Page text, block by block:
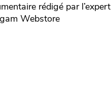
rédigé par l’expert
Webstore